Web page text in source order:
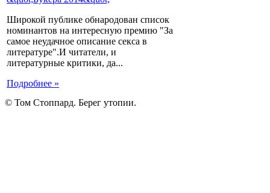
Широкой публике обнародован список
номинантов на интересную премию "За
самое неудачное описание секса в
литературе".И читатели, и
литературные критики, да...
Подробнее »
© Том Стоппард. Берег утопии.